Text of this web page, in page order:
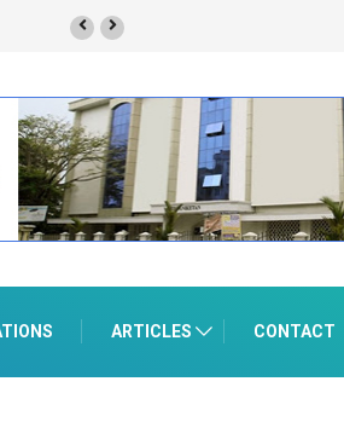
ARTICLES CONTACT